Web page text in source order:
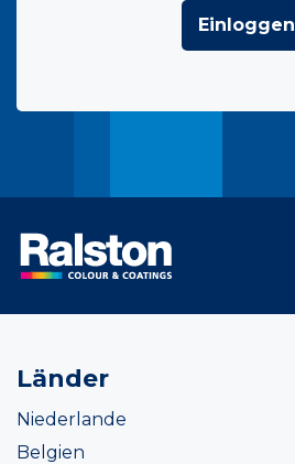
Einloggen
Länder
Niederlande
Belgien